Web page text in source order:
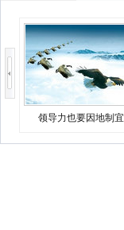
领导力也要因地制宜